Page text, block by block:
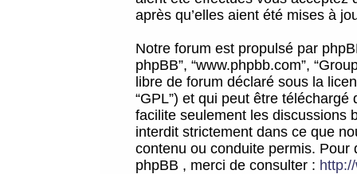
après qu’elles aient été mises à
Notre forum est propulsé par
phpBB”, “www.phpbb.com”,
libre de forum déclaré sous la
“GPL”) et qui peut être téléchargé
facilite seulement les discussions
interdit strictement dans ce que
contenu ou conduite permis.
phpBB , merci de consulter :